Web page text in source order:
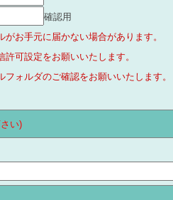
確認用
お手元に届かない場合があります。
可設定をお願いいたします。
ォルダのご確認をお願いいたします。
い)